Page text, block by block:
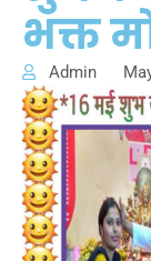
भक्त
Admin